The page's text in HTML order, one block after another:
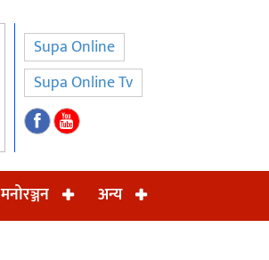
Supa Online
Supa Online Tv
मनोरञ्जन अन्य